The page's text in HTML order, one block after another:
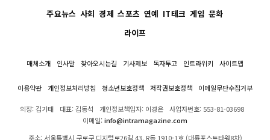
주요뉴스 사회 경제 스포츠 연예 IT테크 게임 문화
라이프
매체소개 인사말 찾아오시는길 기사제보 독자투고 인트라위키 사이트맵
이용약관 개인정보처리방침 청소년보호정책 저작권보호정책 이메일무단수집거부
의장: 김기태 대표: 김동석 개인정보책임자: 이경은
사업자번호: 553-81-03698
이메일:info@intramagazine.com
주소: 서울특별시 구로구 디지털로26길 43, R동 1910-1호 (대륭포스트타워8차)